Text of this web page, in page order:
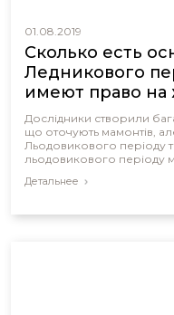
01.08.2019
Сколько есть
Ледникового
имеют право на
Дослідники створили
що оточують мамонтів,
Льодовикового періоду
льодовикового періоду
Детальнее